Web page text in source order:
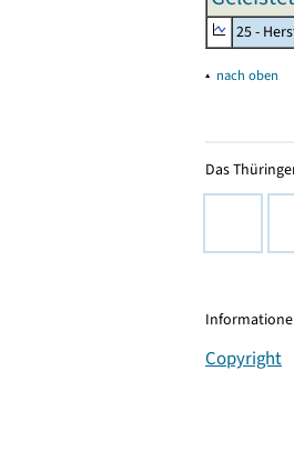
25 -
▴ nach oben
Das
Copyright